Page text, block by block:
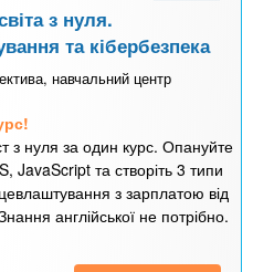
з нуля.
та кібербезпека
навчальний центр
з нуля за один курс. Опануйте
JavaScript та створіть 3 типи
з зарплатою від
англійської не потрібно.